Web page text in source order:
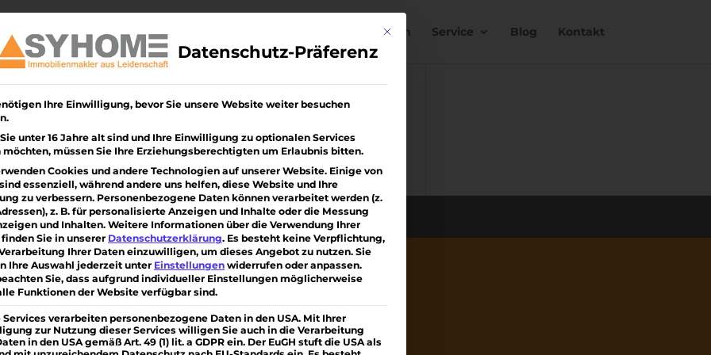
Über uns Immobilien Kundenstimmen Service Blog Kontakt
werden. Verfeinern Sie Ihre Suche oder verwenden Sie die
am Kaiserstuhl mit ❤
Mit diesem Button wird der Dialog geschlossen. Seine
Datenschutz-Präferenz
Ihre Einwilligung, bevor Sie unsere Website weiter besuchen
unter 16 Jahre alt sind und Ihre Einwilligung zu optionalen Services
möchten, müssen Sie Ihre Erziehungsberechtigten um Erlaubnis bitten.
Cookies und andere Technologien auf unserer Website. Einige von
essenziell, während andere uns helfen, diese Website und Ihre
zu verbessern. Personenbezogene Daten können verarbeitet werden (z.
z. B. für personalisierte Anzeigen und Inhalte oder die Messung
und Inhalten. Weitere Informationen über die Verwendung Ihrer
Sie in unserer Datenschutzerklärung. Es besteht keine Verpflichtung,
Ihrer Daten einzuwilligen, um dieses Angebot zu nutzen. Sie
Ihre Auswahl jederzeit unter Einstellungen widerrufen oder anpassen.
Sie, dass aufgrund individueller Einstellungen möglicherweise
Funktionen der Website verfügbar sind.
Services verarbeiten personenbezogene Daten in den USA. Mit Ihrer
zur Nutzung dieser Services willigen Sie auch in die Verarbeitung
in den USA gemäß Art. 49 (1) lit. a GDPR ein. Der EuGH stuft die USA als